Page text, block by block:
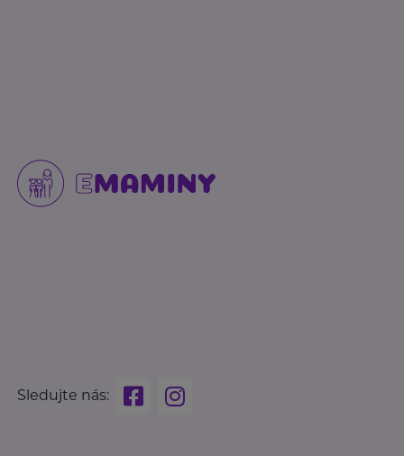
Sledujte nás: